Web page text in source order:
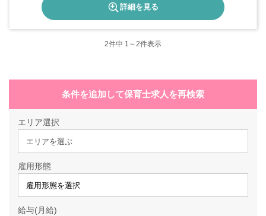
詳細を見る
2件中 1～2件表示
条件を追加して保育士求人を再検索
エリア選択
エリアを選ぶ
雇用形態
給与(月給)